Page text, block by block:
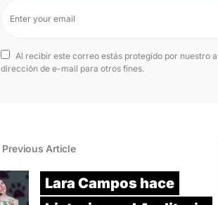
Al recibir este correo estás protegido por nuestro
dirección de e-mail para otros fines.
Previous Article
Lara Campos hace